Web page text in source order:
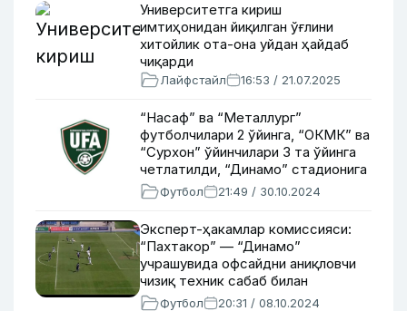
Университетга кириш
имтиҳонидан йиқилган ўғлини
хитойлик ота-она уйдан ҳайдаб
чиқарди
Лайфстайл 16:53 / 21.07.2025
“Насаф” ва “Металлург”
футболчилари 2 ўйинга, “ОКМК” ва
“Сурхон” ўйинчилари 3 та ўйинга
четлатилди, “Динамо” стадионига
чора кўрилди
Футбол 21:49 / 30.10.2024
Эксперт-ҳакамлар комиссияси:
“Пахтакор” — “Динамо”
учрашувида офсайдни аниқловчи
чизиқ техник сабаб билан
ишламаган
Футбол 20:31 / 08.10.2024